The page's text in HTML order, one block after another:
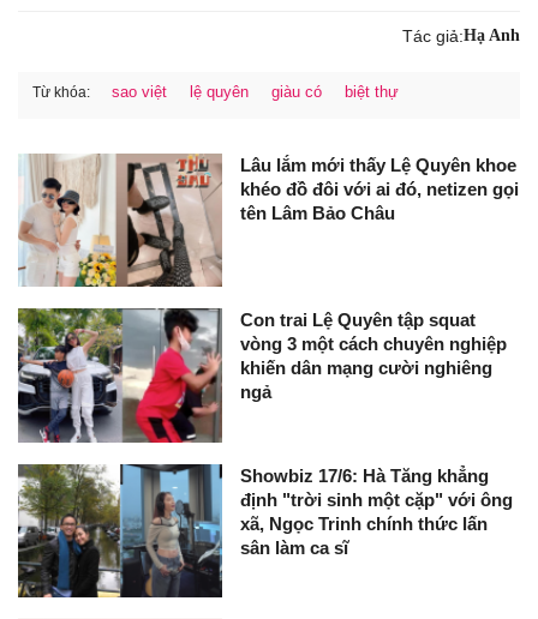
Tác giả:Hạ Anh
Từ khóa: sao việt lệ quyên giàu có biệt thự
Lâu lắm mới thấy Lệ Quyên khoe
khéo đồ đôi với ai đó, netizen gọi
tên Lâm Bảo Châu
Con trai Lệ Quyên tập squat
vòng 3 một cách chuyên nghiệp
khiến dân mạng cười nghiêng
ngả
Showbiz 17/6: Hà Tăng khẳng
định "trời sinh một cặp" với ông
xã, Ngọc Trinh chính thức lấn
sân làm ca sĩ